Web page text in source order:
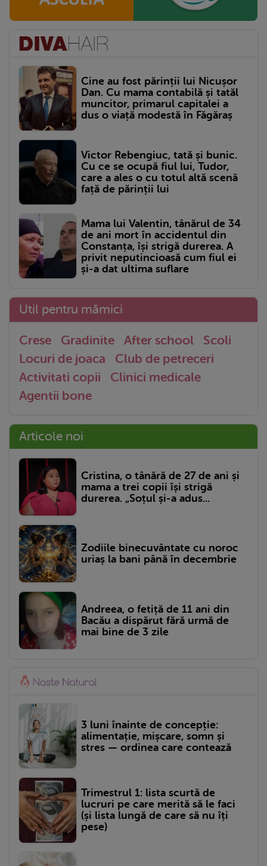
Cine au fost părinții lui Nicușor
Dan. Cu mama contabilă și tatăl
muncitor, primarul capitalei a
dus o viață modestă în Făgăraș
Victor Rebengiuc, tată și bunic.
Cu ce se ocupă fiul lui, Tudor,
care a ales o cu totul altă scenă
față de părinții lui
Mama lui Valentin, tânărul de 34
de ani mort în accidentul din
Constanța, își strigă durerea. A
privit neputincioasă cum fiul ei
și-a dat ultima suflare
Util pentru mămici
Crese Gradinite After school
Scoli
Locuri de joaca
Club de petreceri
Activitati copii
Clinici medicale
Agentii bone
Articole noi
Cristina, o tânără de 27 de ani și
mama a trei copii își strigă
durerea. „Soțul și-a adus...
Zodiile binecuvântate cu noroc
uriaș la bani până în decembrie
Andreea, o fetiță de 11 ani din
Bacău a dispărut fără urmă de
mai bine de 3 zile
3 luni înainte de concepție:
alimentație, mișcare, somn și
stres — ordinea care contează
Trimestrul 1: lista scurtă de
lucruri pe care merită să le faci
(și lista lungă de care să nu îți
pese)